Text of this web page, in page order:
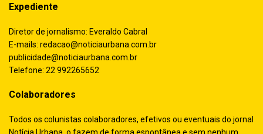
Expediente
Diretor de jornalismo: Everaldo Cabral
E-mails: redacao@noticiaurbana.com.br
publicidade@noticiaurbana.com.br
Telefone: 22 992265652
Colaboradores
Todos os colunistas colaboradores, efetivos ou eventuais do jornal